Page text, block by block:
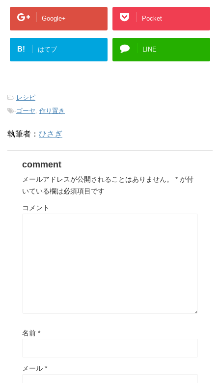
Google+ Pocket
B! はてブ LINE
-レシピ
-ゴーヤ 作り置き
執筆者： ひさぎ
comment
メールアドレスが公開されることはありません。 * が付
いている欄は必須項目です
コメント
名前 *
メール *